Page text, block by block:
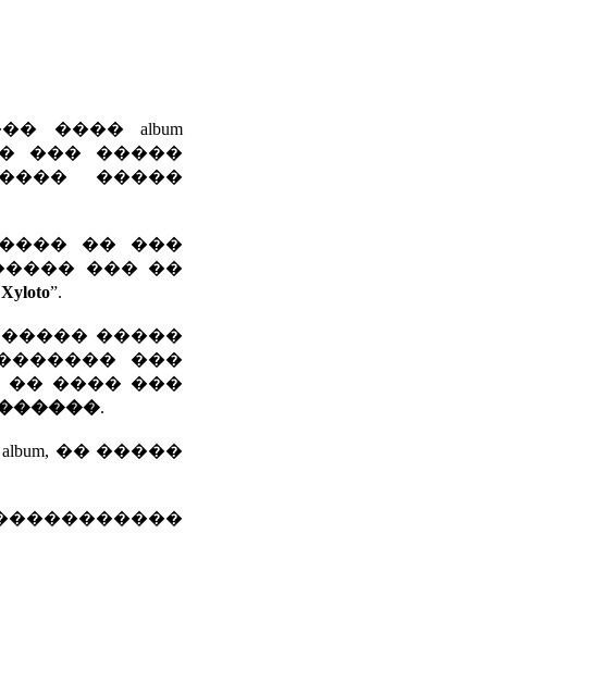
���� album
��� �����
�����
�� ���
��� ��
”.
�����
���
�� ���� ���
.
�� �����